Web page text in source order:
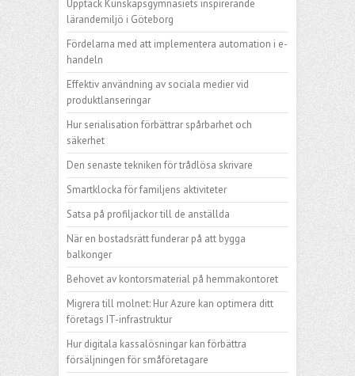
Upptäck Kunskapsgymnasiets inspirerande
lärandemiljö i Göteborg
Fördelarna med att implementera automation i e-
handeln
Effektiv användning av sociala medier vid
produktlanseringar
Hur serialisation förbättrar spårbarhet och
säkerhet
Den senaste tekniken för trådlösa skrivare
Smartklocka för familjens aktiviteter
Satsa på profiljackor till de anställda
När en bostadsrätt funderar på att bygga
balkonger
Behovet av kontorsmaterial på hemmakontoret
Migrera till molnet: Hur Azure kan optimera ditt
företags IT-infrastruktur
Hur digitala kassalösningar kan förbättra
försäljningen för småföretagare